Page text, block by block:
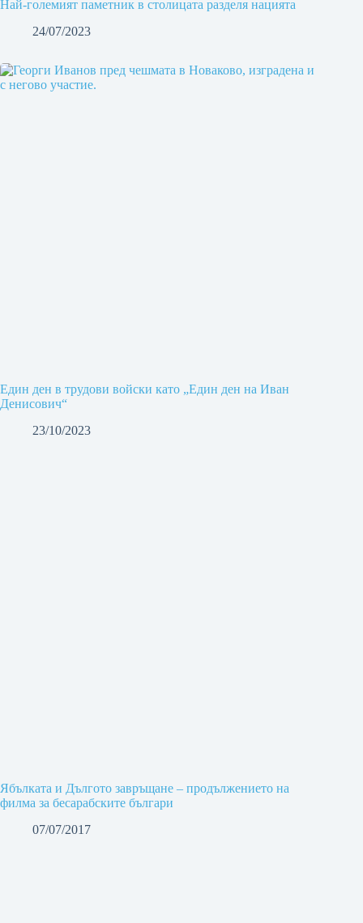
Най-големият паметник в столицата разделя нацията
24/07/2023
Един ден в трудови войски като „Един ден на Иван
Денисович“
23/10/2023
Ябълката и Дългото завръщане – продължението на
филма за бесарабските българи
07/07/2017